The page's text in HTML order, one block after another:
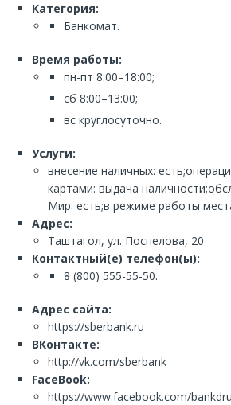
Категория:
Банкомат.
Время работы:
пн-пт 8:00–18:00;
сб 8:00–13:00;
вс круглосуточно.
Услуги:
внесение наличных:
картами: выдача
Мир: есть;в режиме работы
Адрес:
Таштагол, ул. Поспелова, 20
Контактный(е) телефон(ы):
8 (800) 555-55-50.
Адрес сайта:
https://sberbank.ru
ВКонтакте:
http://vk.com/sberbank
FaceBook:
https://www.facebook.com/